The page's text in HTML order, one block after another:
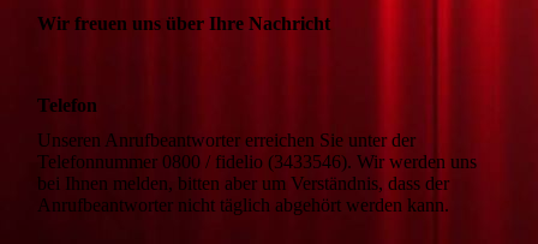
Wir freuen uns über Ihre Nachricht
Telefon
Unseren Anrufbeantworter erreichen Sie unter der
Telefonnummer 0800 / fidelio (3433546). Wir werden uns
bei Ihnen melden, bitten aber um Verständnis, dass der
Anrufbeantworter nicht täglich abgehört werden kann.